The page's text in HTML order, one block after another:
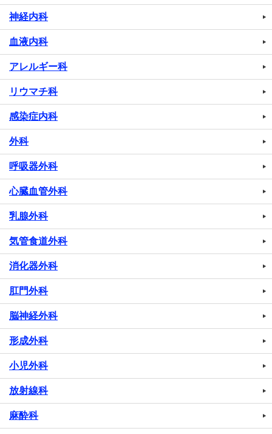
神経内科
血液内科
アレルギー科
リウマチ科
感染症内科
外科
呼吸器外科
心臓血管外科
乳腺外科
気管食道外科
消化器外科
肛門外科
脳神経外科
形成外科
小児外科
放射線科
麻酔科